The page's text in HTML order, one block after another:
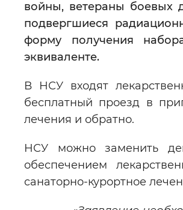
Звуковой ассистент
войны, ветераны боевых
подвергшиеся
форму получения
эквиваленте.
В НСУ входят
бесплатный проезд в
лечения и обратно.
НСУ можно заменить
обеспечением
санаторно-курортное